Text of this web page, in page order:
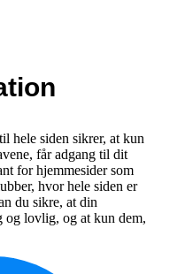
hele siden sikrer, at kun
får adgang til dit
for hjemmesider som
hvor hele siden er
du sikre, at din
og lovlig, og at kun dem,